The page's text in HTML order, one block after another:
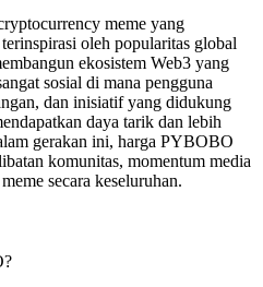
meme yang
oleh popularitas global
ekosistem Web3 yang
sosial di mana pengguna
dan inisiatif yang didukung
daya tarik dan lebih
gerakan ini, harga PYBOBO
komunitas, momentum media
secara keseluruhan.